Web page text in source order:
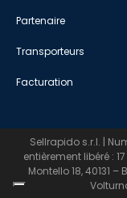
Partenaire
Transporteurs
Facturation
Sellrapido s.r.l. |
entièrement libéré :
Montello 18, 40131